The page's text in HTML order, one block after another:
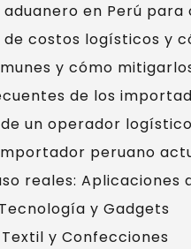
aduanero en Perú
costos logísticos y
y cómo
de los
un operador
peruano
reales: Aplicaciones
y Gadgets
y Confecciones